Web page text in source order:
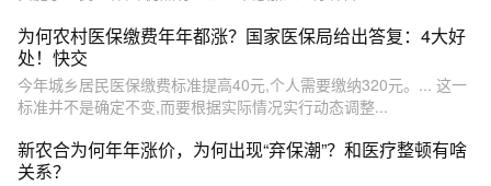
为何农村医保缴费年年都涨？国家医保局给出答复：4大好
处！快交
今年城乡居民医保缴费标准提高40元,个人需要缴纳320元。... 这一
标准并不是确定不变,而要根据实际情况实行动态调整...
新农合为何年年涨价，为何出现“弃保潮”？和医疗整顿有啥
关系？